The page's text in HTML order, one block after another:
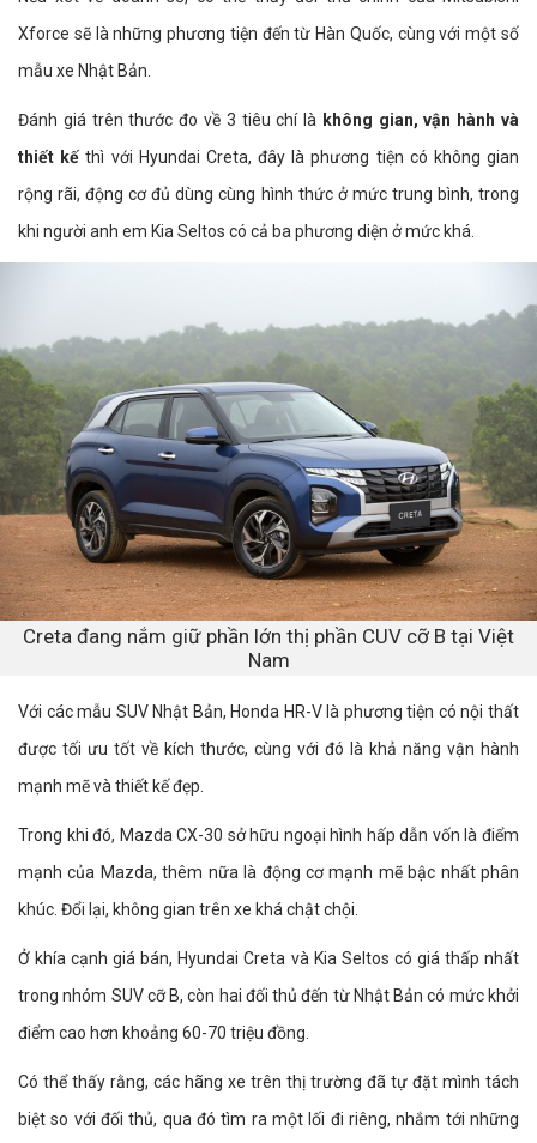
Xforce sẽ là những phương tiện đến từ Hàn Quốc, cùng với một số
mẫu xe Nhật Bản.
Đánh giá trên thước đo về 3 tiêu chí là không gian, vận hành và
thiết kếthì với Hyundai Creta, đây là phương tiện có không gian
rộng rãi, động cơ đủ dùng cùng hình thức ở mức trung bình, trong
khi người anh em Kia Seltos có cả ba phương diện ở mức khá.
Creta đang nắm giữ phần lớn thị phần CUV cỡ B tại Việt
Nam
Với các mẫu SUV Nhật Bản, Honda HR-V là phương tiện có nội thất
được tối ưu tốt về kích thước, cùng với đó là khả năng vận hành
mạnh mẽ và thiết kế đẹp.
Trong khi đó, Mazda CX-30 sở hữu ngoại hình hấp dẫn vốn là điểm
mạnh của Mazda, thêm nữa là động cơ mạnh mẽ bậc nhất phân
khúc. Đổi lại, không gian trên xe khá chật chội.
Ở khía cạnh giá bán, Hyundai Creta và Kia Seltos có giá thấp nhất
trong nhóm SUV cỡ B, còn hai đối thủ đến từ Nhật Bản có mức khởi
điểm cao hơn khoảng 60-70 triệu đồng.
Có thể thấy rằng, các hãng xe trên thị trường đã tự đặt mình tách
biệt so với đối thủ, qua đó tìm ra một lối đi riêng, nhắm tới những